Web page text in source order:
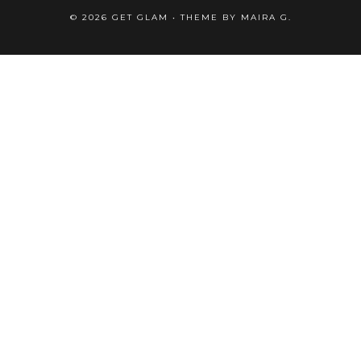
© 2026 GET GLAM • THEME BY MAIRA G.